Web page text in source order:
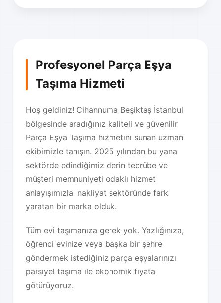
Profesyonel Parça Eşya
Taşıma Hizmeti
Hoş geldiniz! Cihannuma Beşiktaş İstanbul
bölgesinde aradığınız kaliteli ve güvenilir
Parça Eşya Taşıma hizmetini sunan uzman
ekibimizle tanışın. 2025 yılından bu yana
sektörde edindiğimiz derin tecrübe ve
müşteri memnuniyeti odaklı hizmet
anlayışımızla, nakliyat sektöründe fark
yaratan bir marka olduk.
Tüm evi taşımanıza gerek yok. Yazlığınıza,
öğrenci evinize veya başka bir şehre
göndermek istediğiniz parça eşyalarınızı
parsiyel taşıma ile ekonomik fiyata
götürüyoruz.